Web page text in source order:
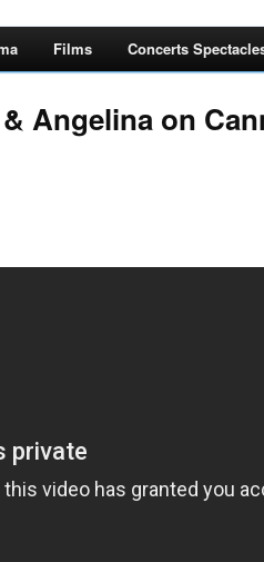
Films Concerts
Angelina on